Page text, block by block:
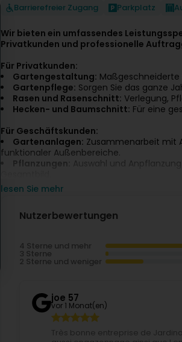
Barrierefreier Zugang Parkplatz
Wir bieten ein umfassendes
Privatkunden und professionelle
Für Privatkunden:
Gartengestaltung:
Gartenpflege: Sorgen Sie das ganze
Rasen und Rasenschnitt: Verlegung,
Hecken- und Baumschnitt: Für eine
Für Geschäftskunden:
Gartenanlagen: Zusammenarbeit mit
funktionaler Außenbereiche.
Pflanzungen:
Auswahl und
Zäune und Stützmauern:
werden.
lesen Sie mehr
Nutzerbewertungen
4 Sterne und mehr
3 Sterne
2 Sterne und weniger
joe 57
vor 1 Monat(en)
Très bonne entreprise de